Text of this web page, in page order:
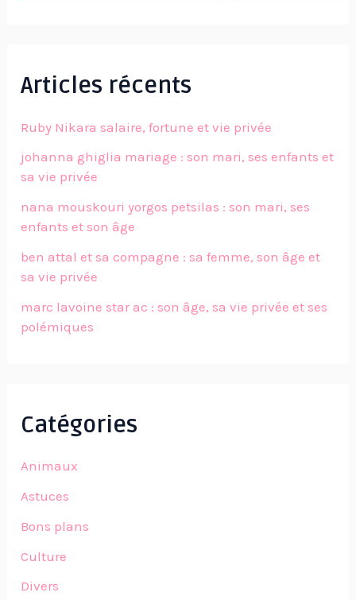
Articles récents
Ruby Nikara salaire, fortune et vie privée
johanna ghiglia mariage : son mari, ses enfants et
sa vie privée
nana mouskouri yorgos petsilas : son mari, ses
enfants et son âge
ben attal et sa compagne : sa femme, son âge et
sa vie privée
marc lavoine star ac : son âge, sa vie privée et ses
polémiques
Catégories
Animaux
Astuces
Bons plans
Culture
Divers